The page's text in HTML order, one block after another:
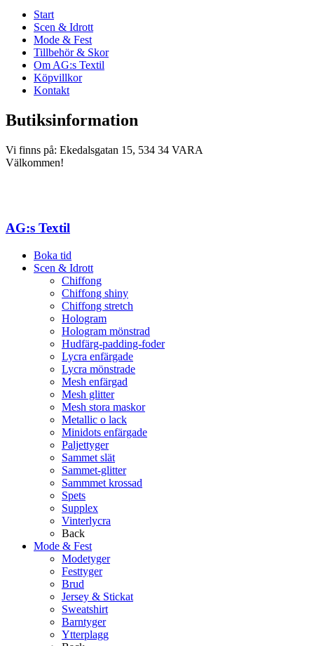
Start
Scen & Idrott
Mode & Fest
Tillbehör & Skor
Om AG:s Textil
Köpvillkor
Kontakt
Butiksinformation
Vi finns på: Ekedalsgatan 15, 534 34 VARA
Välkommen!
AG:s Textil
Boka tid
Scen & Idrott
Chiffong
Chiffong shiny
Chiffong stretch
Hologram
Hologram mönstrad
Hudfärg-padding-foder
Lycra enfärgade
Lycra mönstrade
Mesh enfärgad
Mesh glitter
Mesh stora maskor
Metallic o lack
Minidots enfärgade
Paljettyger
Sammet slät
Sammet-glitter
Sammmet krossad
Spets
Supplex
Vinterlycra
Back
Mode & Fest
Modetyger
Festtyger
Brud
Jersey & Stickat
Sweatshirt
Barntyger
Ytterplagg